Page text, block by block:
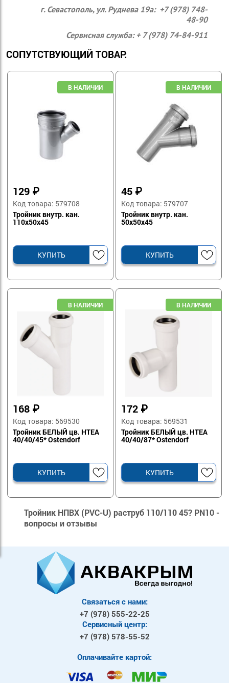
г. Севастополь, ул. Руднева 19а: +7 (978) 748-
48-90
Сервисная служба: + 7 (978) 74-84-911
СОПУТСТВУЮЩИЙ ТОВАР:
129 ₽
Код товара: 579708
Тройник внутр. кан.
110х50х45
КУПИТЬ
45 ₽
Код товара: 579707
Тройник внутр. кан.
50х50х45
КУПИТЬ
168 ₽
Код товара: 569530
Тройник БЕЛЫЙ цв. HTEA
40/40/45* Ostendorf
КУПИТЬ
172 ₽
Код товара: 569531
Тройник БЕЛЫЙ цв. HTEA
40/40/87* Ostendorf
КУПИТЬ
Тройник НПВХ (PVC-U) раструб 110/110 45? PN10 -
вопросы и отзывы
Связаться с нами:
+7 (978) 555-22-25
Сервисный центр:
+7 (978) 578-55-52
Оплачивайте картой: